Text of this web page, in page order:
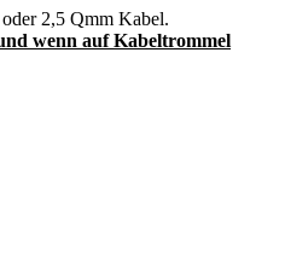
2,5 Qmm Kabel.
wenn auf Kabeltrommel